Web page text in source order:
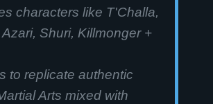
characters like T'Challa,
Shuri, Killmonger +
to replicate authentic
Arts mixed with